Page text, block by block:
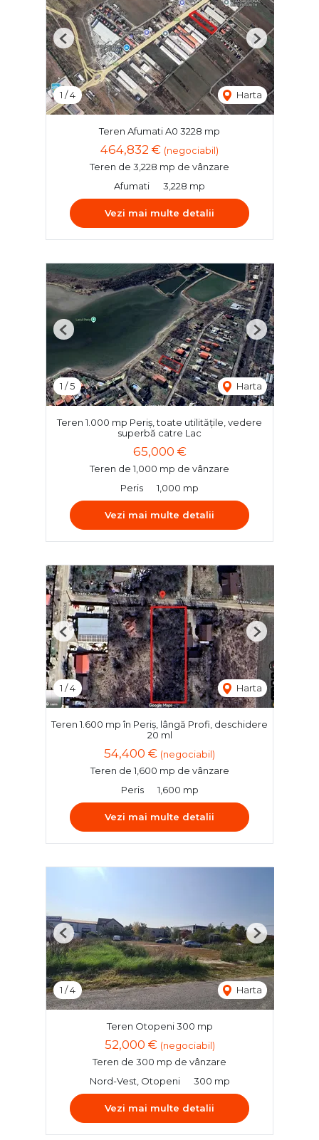
1 /4 Harta
Previous Next
Teren Afumati A0 3228 mp
464,832 € (negociabil)
Teren de 3,228 mp de vânzare
Afumati
3,228 mp
Vezi mai multe detalii
1 /5 Harta
Previous Next
Teren 1.000 mp Periș, toate utilitățile, vedere
superbă catre Lac
65,000 €
Teren de 1,000 mp de vânzare
Peris
1,000 mp
Vezi mai multe detalii
1 /4 Harta
Previous Next
Teren 1.600 mp în Periș, lângă Profi, deschidere
20 ml
54,400 € (negociabil)
Teren de 1,600 mp de vânzare
Peris
1,600 mp
Vezi mai multe detalii
1 /4 Harta
Previous Next
Teren Otopeni 300 mp
52,000 € (negociabil)
Teren de 300 mp de vânzare
Nord-Vest, Otopeni
300 mp
Vezi mai multe detalii